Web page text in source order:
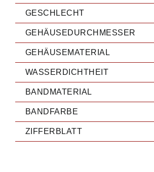
GESCHLECHT
GEHÄUSEDURCHMESSER
GEHÄUSEMATERIAL
WASSERDICHTHEIT
BANDMATERIAL
BANDFARBE
ZIFFERBLATT